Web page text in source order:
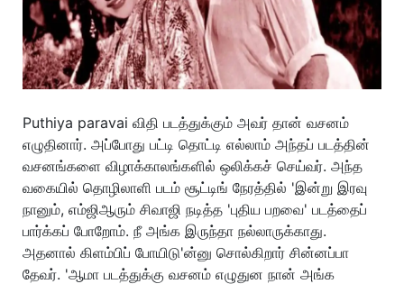
Puthiya paravai விதி படத்துக்கும் அவர் தான் வசனம்
எழுதினார். அப்போது பட்டி தொட்டி எல்லாம் அந்தப் படத்தின்
வசனங்களை விழாக்காலங்களில் ஒலிக்கச் செய்வர். அந்த
வகையில் தொழிலாளி படம் சூட்டிங் நேரத்தில் 'இன்று இரவு
நானும், எம்ஜிஆரும் சிவாஜி நடித்த 'புதிய பறவை' படத்தைப்
பார்க்கப் போறோம். நீ அங்க இருந்தா நல்லாருக்காது.
அதனால் கிளம்பிப் போயிடு'ன்னு சொல்கிறார் சின்னப்பா
தேவர். 'ஆமா படத்துக்கு வசனம் எழுதுன நான் அங்க